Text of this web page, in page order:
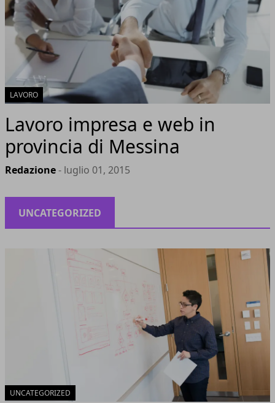
LAVORO
Lavoro impresa e web in
provincia di Messina
Redazione- luglio 01, 2015
UNCATEGORIZED
UNCATEGORIZED